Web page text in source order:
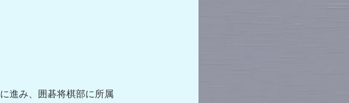
み、囲碁将棋部に所属